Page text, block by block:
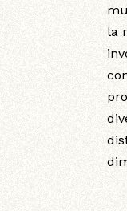
la